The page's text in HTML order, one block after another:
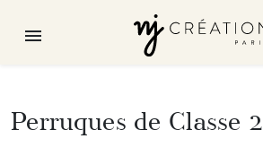
menu
Rechercher
Perruques de Classe 2